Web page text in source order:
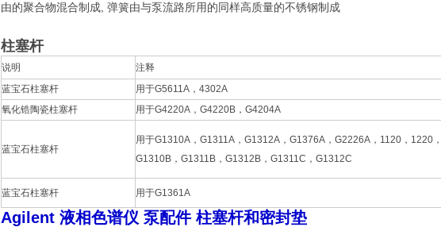
由的聚合物混合制成, 弹簧由与泵流路所用的同样高质量的不锈钢制成
柱塞杆
说明 注释
蓝宝石柱塞杆
用于G5611A，4302A
氧化锆陶瓷柱塞杆
用于G4220A，G4220B，G4204A
蓝宝石柱塞杆
用于G1310A，G1311A，G1312A，G1376A，G2226A，1120，1220，
G1310B，G1311B，G1312B，G1311C，G1312C
蓝宝石柱塞杆 用于G1361A
Agilent 液相色谱仪 泵配件 柱塞杆和密封垫